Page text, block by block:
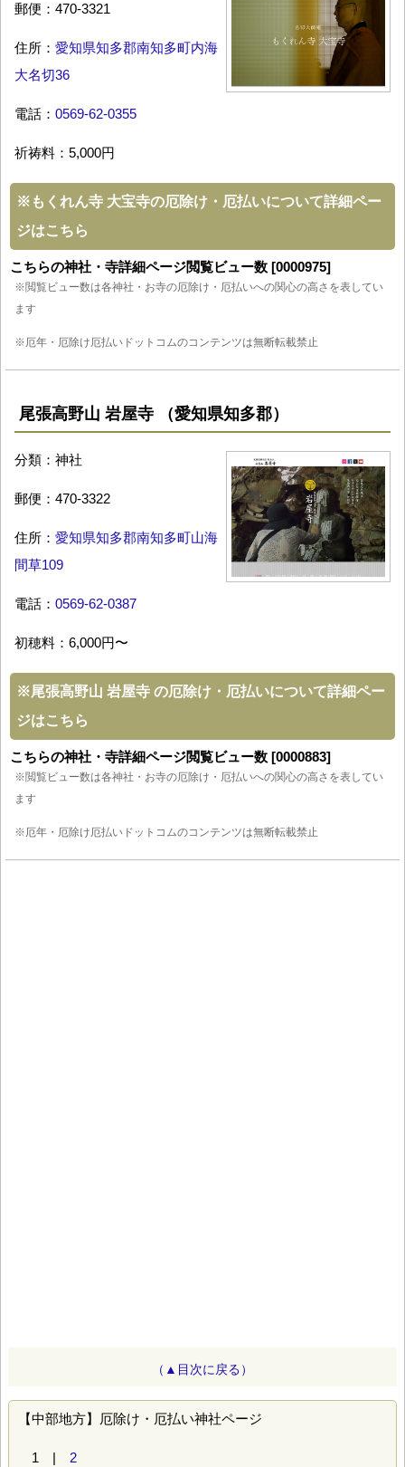
郵便：470-3321
住所： 愛知県知多郡南知多町内海
大名切36
電話： 0569-62-0355
祈祷料：5,000円
※ もくれん寺 大宝寺の厄除け・厄払いについて詳細ペー
ジはこちら
こちらの神社・寺詳細ページ閲覧ビュー数 [0000975]
※閲覧ビュー数は各神社・お寺の厄除け・厄払いへの関心の高さを表してい
ます
※厄年・厄除け厄払いドットコムのコンテンツは無断転載禁止
尾張高野山 岩屋寺 （愛知県知多郡）
分類：神社
郵便：470-3322
住所： 愛知県知多郡南知多町山海
間草109
電話： 0569-62-0387
初穂料：6,000円〜
※尾張高野山 岩屋寺 の厄除け・厄払いについて詳細ペー
ジはこちら
こちらの神社・寺詳細ページ閲覧ビュー数 [0000883]
※閲覧ビュー数は各神社・お寺の厄除け・厄払いへの関心の高さを表してい
ます
※厄年・厄除け厄払いドットコムのコンテンツは無断転載禁止
（▲目次に戻る）
【中部地方】厄除け・厄払い神社ページ
1 | 2